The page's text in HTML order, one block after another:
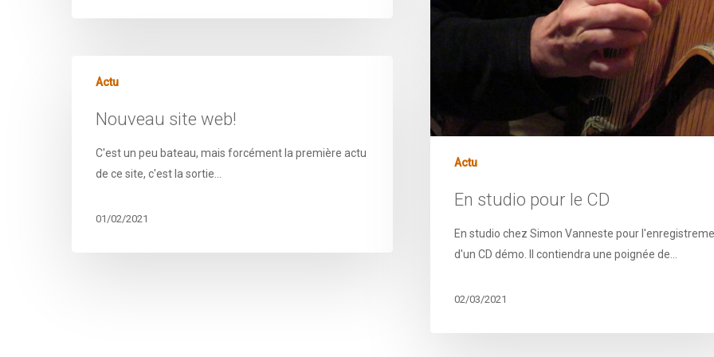
Actu
En studio pour le CD
En studio chez Simon Vanneste pour
d'un CD démo. Il contiendra une poignée de…
02/03/2021
Actu
Nouveau site web!
C'est un peu bateau, mais forcément la première actu
de ce site, c'est la sortie…
01/02/2021